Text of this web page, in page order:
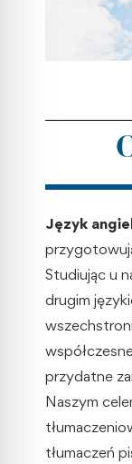
Język
Studiując u
drugim
przydatne
Naszym
tłumaczeń